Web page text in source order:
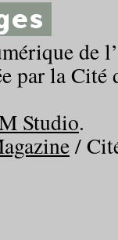
de
par la Cité
Studio.
/